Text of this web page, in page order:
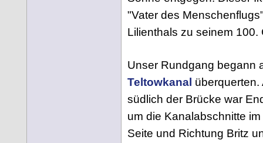
"Vater des
Lilienthals zu seinem 100.
Unser Rundgang begann
Teltowkanal
südlich der Brücke war
um die Kanalabschnitte
Seite und Richtung Britz